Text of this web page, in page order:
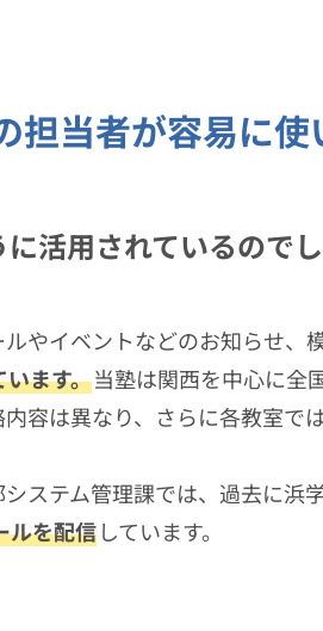
担当者が容易に
活用されているのでし
やイベントなどのお知らせ
ます。当塾は関西を中心に全
容は異なり、さらに各教室
ステム管理課では、過去に
ルを配信しています。